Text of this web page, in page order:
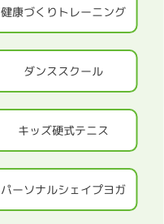
健康づくりトレーニング
ダンススクール
キッズ硬式テニス
パーソナルシェイプヨガ